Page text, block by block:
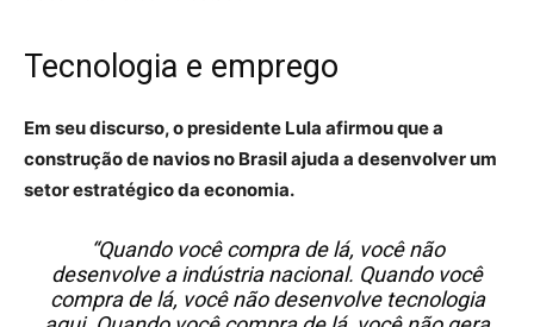
Tecnologia e emprego
Em seu discurso, o presidente Lula afirmou que a
construção de navios no Brasil ajuda a desenvolver um
setor estratégico da economia.
“Quando você compra de lá, você não
desenvolve a indústria nacional. Quando você
compra de lá, você não desenvolve tecnologia